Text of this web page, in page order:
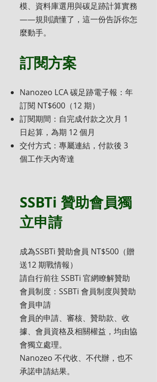
模、資料庫選用與碳足跡計算實務
——規則讀懂了，這一份告訴你怎
麼動手。
訂閱方案
Nanozeo LCA 碳足跡電子報：年
訂閱 NT$600（12 期）
訂閱期間：自完成付款之次月 1
日起算，為期 12 個月
交付方式：專屬連結，付款後 3
個工作天內寄達
SSBTi 贊助會員獨
立申請
成為SSBTi 贊助會員 NT$500（贈
送12 期戰情報）
請自行前往 SSBTi 官網瞭解贊助
會員制度：SSBTi 會員制度與贊助
會員申請
會員的申請、審核、贊助款、收
據、會員資格及相關權益，均由協
會獨立處理。
Nanozeo 不代收、不代辦，也不
承諾申請結果。